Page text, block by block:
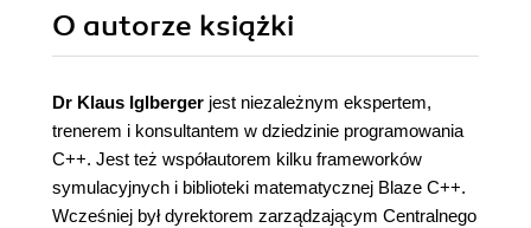
O autorze książki
Dr Klaus Iglberger jest niezależnym ekspertem,
trenerem i konsultantem w dziedzinie programowania
C++. Jest też współautorem kilku frameworków
symulacyjnych i biblioteki matematycznej Blaze C++.
Wcześniej był dyrektorem zarządzającym Centralnego